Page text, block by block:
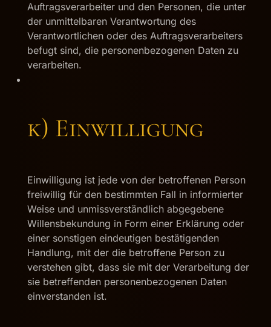
Auftragsverarbeiter und den Personen, die unter
der unmittelbaren Verantwortung des
Verantwortlichen oder des Auftragsverarbeiters
befugt sind, die personenbezogenen Daten zu
verarbeiten.
k) Einwilligung
Einwilligung ist jede von der betroffenen Person
freiwillig für den bestimmten Fall in informierter
Weise und unmissverständlich abgegebene
Willensbekundung in Form einer Erklärung oder
einer sonstigen eindeutigen bestätigenden
Handlung, mit der die betroffene Person zu
verstehen gibt, dass sie mit der Verarbeitung der
sie betreffenden personenbezogenen Daten
einverstanden ist.